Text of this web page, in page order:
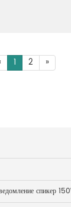
1 2 »
спикер